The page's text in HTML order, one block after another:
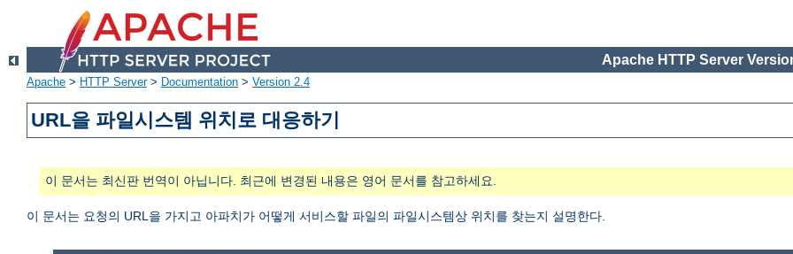
Apache HTTP Server
Apache > HTTP Server> Documentation > Version 2.4
URL을 파일시스템 위치로 대응하기
이 문서는 최신판 번역이 아닙니다. 최근에 변경된 내용은 영어 문서를 참고하세요.
이 문서는 요청의 URL을 가지고 아파치가 어떻게 서비스할 파일의 파일시스템상 위치를 찾는지 설명한다.